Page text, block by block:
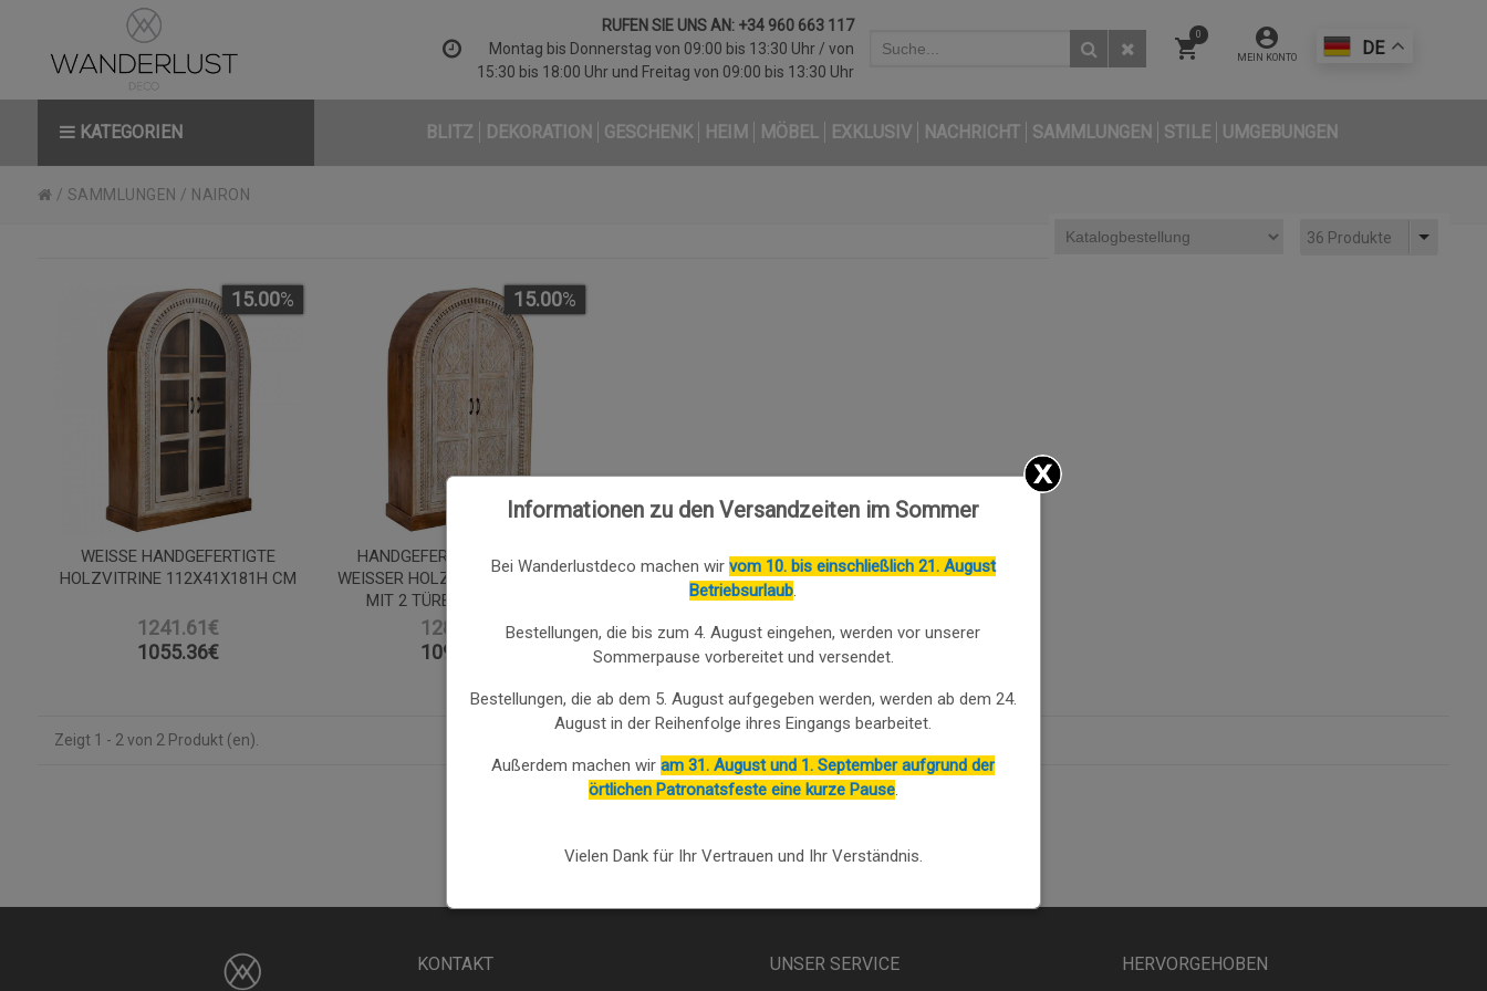
RUFEN SIE UNS AN: +34 960 663 117
Montag bis Donnerstag von 09:00 bis 13:30 Uhr / von
15:30 bis 18:00 Uhr und Freitag von 09:00 bis 13:30 Uhr
DE
MEIN KONTO
0
KATEGORIEN BLITZ DEKORATION GESCHENK HEIM MÖBEL EXKLUSIV NACHRICHT SAMMLUNGEN STILE UMGEBUNGEN
/ SAMMLUNGEN / NAIRON
36 Produkte
WEISSE HANDGEFERTIGTE H
OLZVITRINE 112X41X181H CM
1241.61€
15.00%
1055.36€
HANDGEFERTIGTER BRAUN-
WEISSER HOLZKLEIDERSCHRANK M
IT 2 TÜREN 112X41X181
1284.45€
15.00%
1091.78
Zeigt 1 - 2 von 2 Produkt (en).
KONTAKT UNSER SERVICE HERVORGEHOBEN
Informationen zu den Versandzeiten im Sommer
Bei Wanderlustdeco machen wir vom 10. bis einschließlich 21. August
Betriebsurlaub
Bestellungen, die bis zum 4. August eingehen, werden vor unserer
Sommerpause vorbereitet und versendet.
Bestellungen, die ab dem 5. August aufgegeben werden, werden ab dem 24.
August in der Reihenfolge ihres Eingangs bearbeitet.
Außerdem machen wiram 31. August und 1. September aufgrund der
örtlichen Patronatsfeste eine kurze Pause.
Vielen Dank für Ihr Vertrauen und Ihr Verständnis.